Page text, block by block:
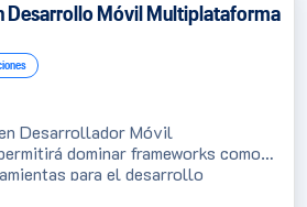
Desarrollo Móvil Multiplataforma
Desarrollador Móvil
dominar frameworks como
para el desarrollo
e iOS con Kotlin Multiplatform,